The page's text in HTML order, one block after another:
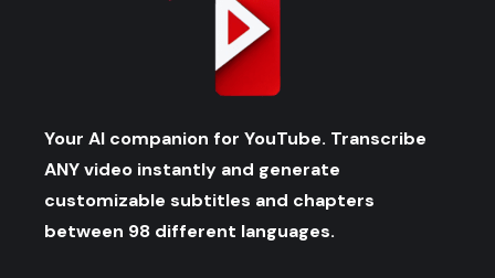
Your AI companion for YouTube. Transcribe
ANY video instantly and generate
customizable subtitles and chapters
between 98 different languages.